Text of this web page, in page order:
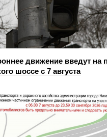
движение введут на
шоссе с 7 августа